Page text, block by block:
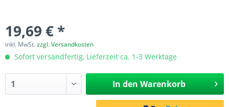
19,69 € *
inkl. MwSt.zzgl. Versandkosten
Sofort versandfertig, Lieferzeit ca. 1-3 Werktage
In den Warenkorb